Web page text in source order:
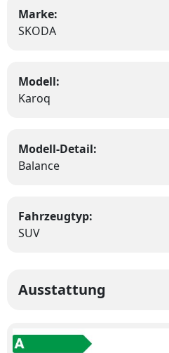
Marke:
SKODA
Modell:
Karoq
Modell-Detail:
Balance
Fahrzeugtyp:
SUV
Ausstattung